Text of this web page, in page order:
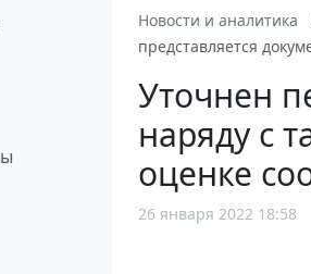
Новости и аналитика
представляется
Уточнен
наряду с
оценке
26 января 2022 18:58